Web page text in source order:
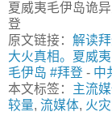
夏威夷毛伊岛诡
登
原文链接： 解读
大火真相。夏威
毛伊岛 #拜登 - 中
本文标签： 主流
较量, 流媒体, 火灾